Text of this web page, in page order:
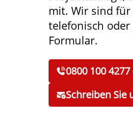
mit. Wir sind für
telefonisch
Formular.
0800 100
Schreiben Sie